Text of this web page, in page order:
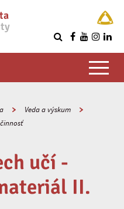
Veda a výskum
učí -
II.